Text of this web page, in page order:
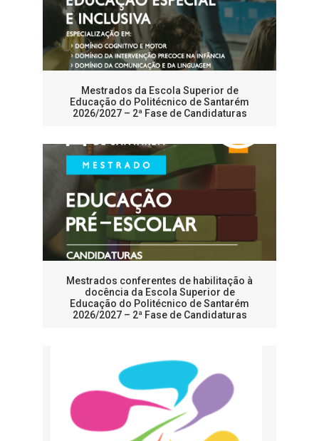
Mestrados da Escola Superior de
Educação do Politécnico de Santarém
2026/2027 – 2ª Fase de Candidaturas
Mestrados conferentes de habilitação à
docência da Escola Superior de
Educação do Politécnico de Santarém
2026/2027 – 2ª Fase de Candidaturas